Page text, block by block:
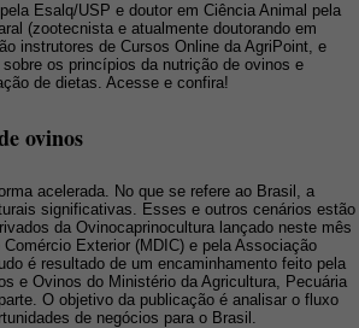
Esalq/USP e doutor em Ciência Animal pela
(zootecnista e atualmente doutorando em
instrutores de Cursos Online da AgriPoint, e
os princípios da nutrição de ovinos e
de dietas. Acesse e confira!
ovinos
acelerada. No que se refere ao Brasil, a
significativas. Esses e outros cenários estão
da Ovinocaprinocultura lançado neste mês
Exterior (MDIC) e pela Associação
é resultado de um encaminhamento feito pela
e Ovinos do Ministério da Agricultura, Pecuária
O objetivo da publicação é analisar o fluxo
de negócios para o Brasil.